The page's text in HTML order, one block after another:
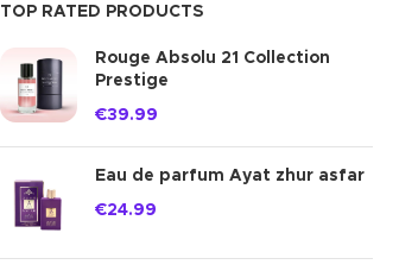
TOP RATED PRODUCTS
Rouge Absolu 21 Collection
Prestige
€39.99
Eau de parfum Ayat zhur asfar
€24.99